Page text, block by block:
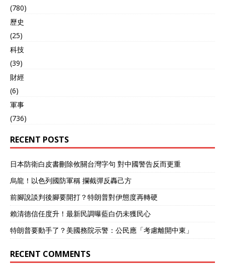
(780)
歷史
(25)
科技
(39)
財經
(6)
軍事
(736)
RECENT POSTS
日本防衛白皮書刪除攸關台灣字句 對中國警告反而更重
烏龍！以色列國防軍稱 攔截彈反轟己方
前腳說談判後腳要開打？特朗普對伊態度再轉硬
賴清德信任度升！最新民調曝藍白仍未獲民心
特朗普要動手了？美國務院示警：公民應「考慮離開中東」
RECENT COMMENTS